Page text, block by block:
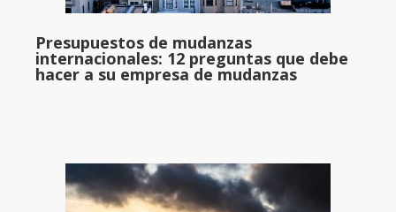
Presupuestos de mudanzas
internacionales: 12 preguntas que debe
hacer a su empresa de mudanzas